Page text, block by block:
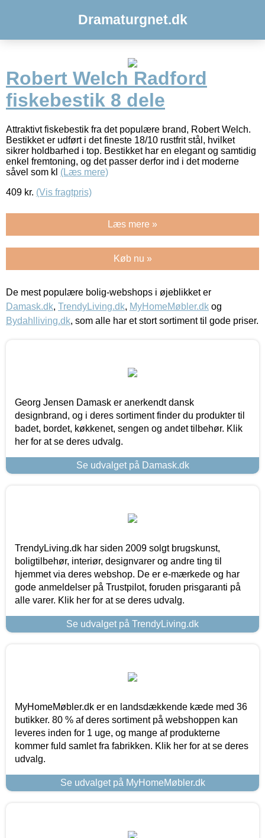
Dramaturgnet.dk
Robert Welch Radford
fiskebestik 8 dele
Attraktivt fiskebestik fra det populære brand, Robert Welch.
Bestikket er udført i det fineste 18/10 rustfrit stål, hvilket
sikrer holdbarhed i top. Bestikket har en elegant og samtidig
enkel fremtoning, og det passer derfor ind i det moderne
såvel som kl (Læs mere)
409 kr. (Vis fragtpris)
Læs mere »
Køb nu »
De mest populære bolig-webshops i øjeblikket er
Damask.dk, TrendyLiving.dk, MyHomeMøbler.dk og
Bydahlliving.dk, som alle har et stort sortiment til gode priser.
Georg Jensen Damask er anerkendt dansk
designbrand, og i deres sortiment finder du produkter til
badet, bordet, køkkenet, sengen og andet tilbehør. Klik
her for at se deres udvalg.
Se udvalget på Damask.dk
TrendyLiving.dk har siden 2009 solgt brugskunst,
boligtilbehør, interiør, designvarer og andre ting til
hjemmet via deres webshop. De er e-mærkede og har
gode anmeldelser på Trustpilot, foruden prisgaranti på
alle varer. Klik her for at se deres udvalg.
Se udvalget på TrendyLiving.dk
MyHomeMøbler.dk er en landsdækkende kæde med 36
butikker. 80 % af deres sortiment på webshoppen kan
leveres inden for 1 uge, og mange af produkterne
kommer fuld samlet fra fabrikken. Klik her for at se deres
udvalg.
Se udvalget på MyHomeMøbler.dk